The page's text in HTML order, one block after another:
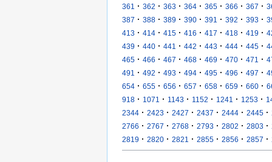
361
· 362 · 363 · 364 · 365 · 366 · 367 ·
387 · 388 · 389 · 390 · 391 · 392 · 393 ·
413 · 414 · 415 · 416 · 417 · 418 · 419 ·
439 · 440 · 441 · 442 · 443 · 444 · 445 ·
465 · 466 · 467 · 468 · 469 · 470 · 471 ·
491
· 492 · 493 · 494 · 495 · 496 · 497 ·
654 · 655 · 656 · 657 · 658 · 659 · 660 ·
918 · 1071 · 1143 · 1152 · 1241 · 1253 ·
2344 · 2423 · 2427 · 2437 · 2444 · 2445 ·
2766 · 2767 · 2768 · 2793 · 2802 · 2803 ·
2819 · 2820 · 2821 · 2855 · 2856 · 2857 ·